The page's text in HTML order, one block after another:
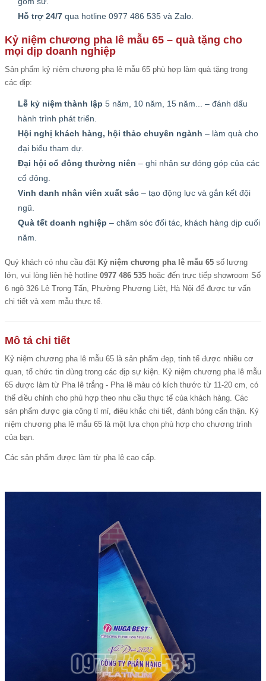
Hỗ trợ 24/7 qua hotline 0977 486 535 và Zalo.
Kỷ niệm chương pha lê mẫu 65 – quà tặng cho
mọi dịp doanh nghiệp
Sản phẩm kỷ niệm chương pha lê mẫu 65 phù hợp làm quà tặng trong
các dịp:
Lễ kỷ niệm thành lập 5 năm, 10 năm, 15 năm... – đánh dấu
hành trình phát triển.
Hội nghị khách hàng, hội thảo chuyên ngành – làm quà cho
đại biểu tham dự.
Đại hội cổ đông thường niên – ghi nhận sự đóng góp của các
cổ đông.
Vinh danh nhân viên xuất sắc – tạo động lực và gắn kết đội
ngũ.
Quà tết doanh nghiệp – chăm sóc đối tác, khách hàng dịp cuối
năm.
Quý khách có nhu cầu đặt Kỷ niệm chương pha lê mẫu 65 số lượng
lớn, vui lòng liên hệ hotline 0977 486 535 hoặc đến trực tiếp showroom Số
6 ngõ 326 Lê Trọng Tấn, Phường Phương Liệt, Hà Nội để được tư vấn
chi tiết và xem mẫu thực tế.
Mô tả chi tiết
Kỷ niệm chương pha lê mẫu 65 là sản phẩm đẹp, tinh tế được nhiều cơ
quan, tổ chức tin dùng trong các dịp sự kiện. Kỷ niệm chương pha lê mẫu
65 được làm từ Pha lê trắng - Pha lê màu có kích thước từ 11-20 cm, có
thể điều chỉnh cho phù hợp theo nhu cầu thực tế của khách hàng. Các
sản phẩm được gia công tỉ mỉ, điêu khắc chi tiết, đánh bóng cẩn thận. Kỷ
niệm chương pha lê mẫu 65 là một lựa chọn phù hợp cho chương trình
của bạn.
Các sản phẩm được làm từ pha lê cao cấp.